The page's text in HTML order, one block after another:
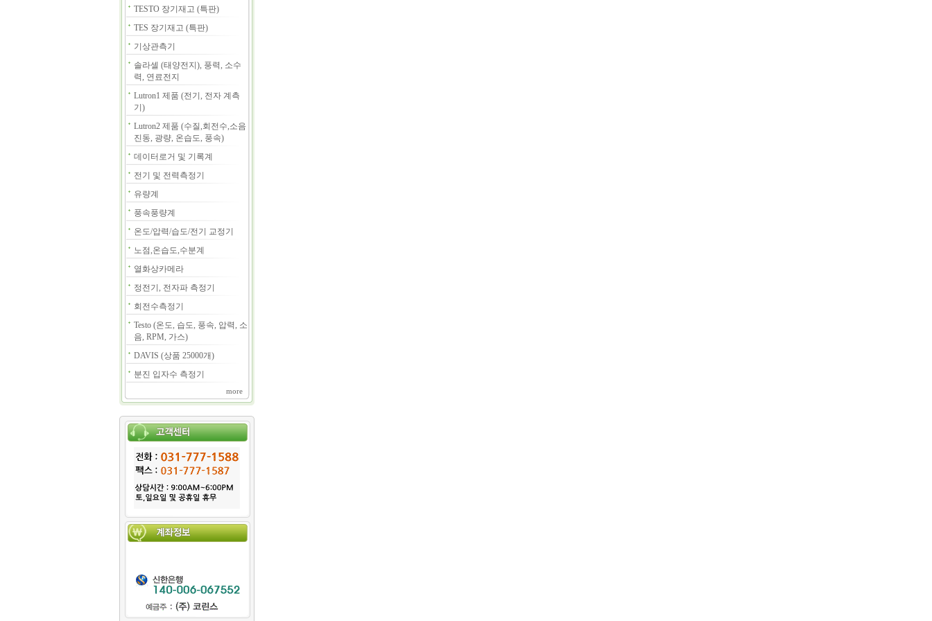
TESTO 장기재고 (특판)
TES 장기재고 (특판)
기상관측기
솔라셀 (태양전지), 풍력, 소수
력, 연료전지
Lutron1 제품 (전기, 전자 계측
기)
Lutron2 제품 (수질,회전수,소음
진동, 광량, 온습도, 풍속)
데이터로거 및 기록계
전기 및 전력측정기
유량계
풍속풍량계
온도/압력/습도/전기 교정기
노점,온습도,수분계
열화상카메라
정전기, 전자파 측정기
회전수측정기
Testo (온도, 습도, 풍속, 압력, 소
음, RPM, 가스)
DAVIS (상품 25000개)
분진 입자수 측정기
more